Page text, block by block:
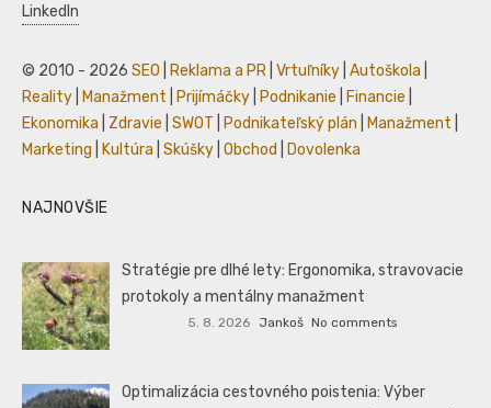
LinkedIn
© 2010 - 2026 SEO Reklama a PR Vrtuľníky Autoškola
Reality
Manažment Prijímáčky Podnikanie Financie
Ekonomika
Zdravie SWOT Podnikateľský plán Manažment
Marketing
Kultúra Skúšky Obchod Dovolenka
NAJNOVŠIE
Stratégie pre dlhé lety: Ergonomika, stravovacie
protokoly a mentálny manažment
5. 8. 2026 Jankoš No comments
Optimalizácia cestovného poistenia: Výber